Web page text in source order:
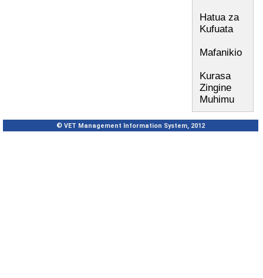
Hatua za
Kufuata
Mafanikio
Kurasa
Zingine
Muhimu
© VET Management Information System, 2012